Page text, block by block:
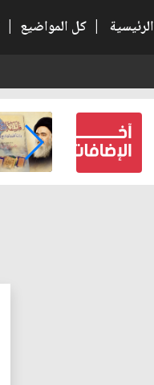
الرئيسية | كل المواضيع |
كتب لنفسه